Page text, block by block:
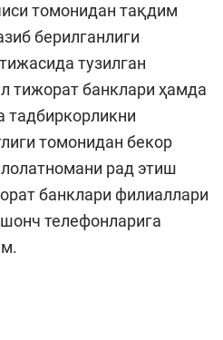
томонидан тақдим
берилганлиги
тузилган
тижорат банклари ҳамда
томонидан бекор
рад этиш
банклари филиаллари
телефонларига